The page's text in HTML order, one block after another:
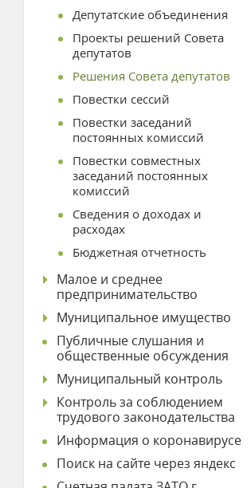
Депутатские объединения
Проекты решений Совета
депутатов
Решения Совета депутатов
Повестки сессий
Повестки заседаний
постоянных комиссий
Повестки совместных
заседаний постоянных
комиссий
Сведения о доходах и
расходах
Бюджетная отчетность
Малое и среднее
предпринимательство
Муниципальное имущество
Публичные слушания и
общественные обсуждения
Муниципальный контроль
Контроль за соблюдением
трудового законодательства
Информация о коронавирусе
Поиск на сайте через яндекс